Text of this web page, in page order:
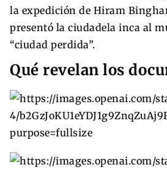
la expedición de Hiram
presentó la ciudadela inca al
“ciudad perdida”.
Qué revelan los